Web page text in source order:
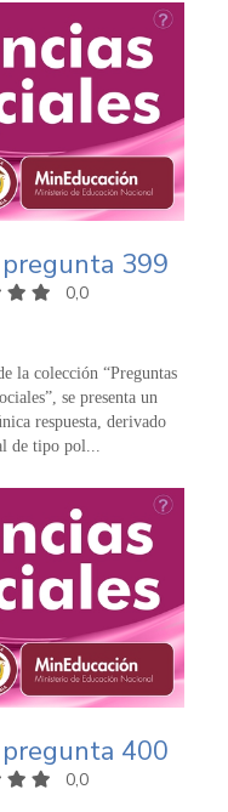
pregunta 399
0,0
la colección “Preguntas
se presenta un
respuesta, derivado
de tipo pol...
pregunta 400
0,0